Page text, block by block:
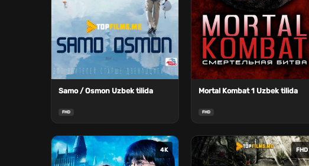
Samo / Osmon Uzbek tilida
FHD
Mortal Kombat 1 Uzbek tilida
FHD
4K FHD